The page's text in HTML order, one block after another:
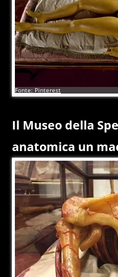
Fonte: Pinterest
Il Museo della
anatomica un